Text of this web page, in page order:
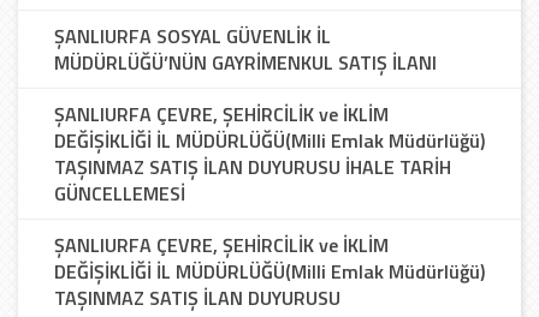
ŞANLIURFA SOSYAL GÜVENLİK İL
MÜDÜRLÜĞÜ’NÜN GAYRİMENKUL SATIŞ İLANI
ŞANLIURFA ÇEVRE, ŞEHİRCİLİK ve İKLİM
DEĞİŞİKLİĞİ İL MÜDÜRLÜĞÜ(Milli Emlak Müdürlüğü)
TAŞINMAZ SATIŞ İLAN DUYURUSU İHALE TARİH
GÜNCELLEMESİ
ŞANLIURFA ÇEVRE, ŞEHİRCİLİK ve İKLİM
DEĞİŞİKLİĞİ İL MÜDÜRLÜĞÜ(Milli Emlak Müdürlüğü)
TAŞINMAZ SATIŞ İLAN DUYURUSU